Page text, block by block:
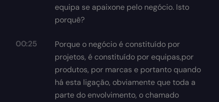
equipa se apaixone pelo negócio. Isto
porquê?
00:25
Porque o negócio é constituído por
projetos, é constituído por equipas,por
produtos, por marcas e portanto quando
há esta ligação, obviamente que toda a
parte do envolvimento, o chamado